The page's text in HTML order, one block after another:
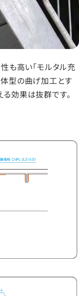
性も高い「モルタル充
型の曲げ加工とす
効果は抜群です。